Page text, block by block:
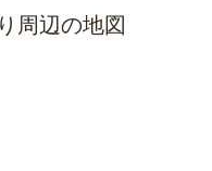
周辺の地図